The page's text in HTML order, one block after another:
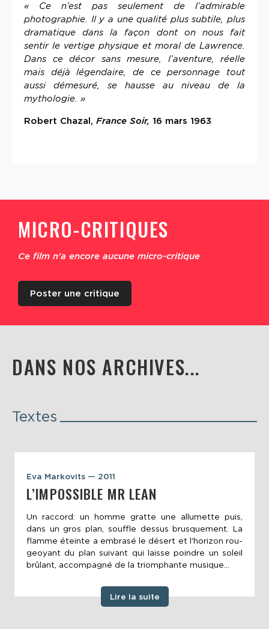
« Ce n’est pas seulement de l’admirable
photographie. Il y a une qualité plus subtile, plus
dramatique dans la façon dont on nous fait
sentir le vertige physique et moral de Lawrence.
Dans ce décor sans mesure, l’aventure, réelle
mais déjà légendaire, de ce personnage tout
aussi démesuré, se hausse au niveau de la
mythologie. »
Robert Chazal, France Soir, 16 mars 1963
MICRO-CRITIQUES
Ce film n'a encore aucune micro-critique
Poster une critique
DANS NOS ARCHIVES...
Textes
Eva Markovits — 2011
L’IMPOSSIBLE MR LEAN
Un raccord: un homme gratte une allumette puis,
dans un gros plan, souffle dessus brusquement. La
flamme éteinte a embrasé le désert et l'horizon rou­
geoyant du plan suivant qui laisse poindre un soleil
brûlant, accompagné de la triomphante musique...
Lire la suite